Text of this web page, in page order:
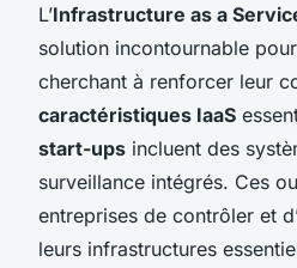
L’Infrastructure as a
solution incontournable
cherchant à renforcer leur
caractéristiques IaaS
start-ups incluent des
surveillance intégrés. Ces
entreprises de contrôler et
leurs infrastructures